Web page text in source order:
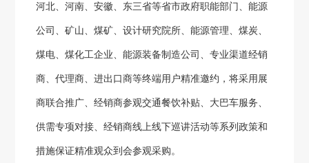
河北、河南、安徽、东三省等省市政府职能部门、能源
公司、矿山、煤矿、设计研究院所、能源管理、煤炭、
煤电、煤化工企业、能源装备制造公司、专业渠道经销
商、代理商、进出口商等终端用户精准邀约，将采用展
商联合推广、经销商参观交通餐饮补贴、大巴车服务、
供需专项对接、经销商线上线下巡讲活动等系列政策和
措施保证精准观众到会参观采购。